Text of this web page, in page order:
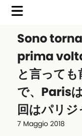
Sono
prima
と言って
で、Paris
回はパリ
7 Maggio 2018